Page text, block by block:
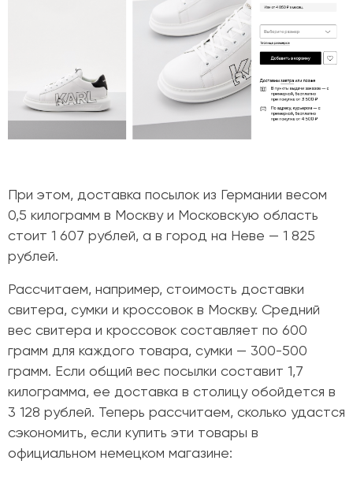
При этом, доставка посылок из Германии весом
0,5 килограмм в Москву и Московскую область
стоит 1 607 рублей, а в город на Неве — 1 825
рублей.
Рассчитаем, например, стоимость доставки
свитера, сумки и кроссовок в Москву. Средний
вес свитера и кроссовок составляет по 600
грамм для каждого товара, сумки — 300-500
грамм. Если общий вес посылки составит 1,7
килограмма, ее доставка в столицу обойдется в
3 128 рублей. Теперь рассчитаем, сколько удастся
сэкономить, если купить эти товары в
официальном немецком магазине: